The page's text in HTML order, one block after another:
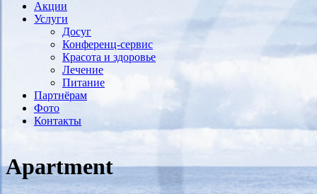
Акции
Услуги
Досуг
Конференц-сервис
Красота и здоровье
Лечение
Питание
Партнёрам
Фото
Контакты
Аpartment